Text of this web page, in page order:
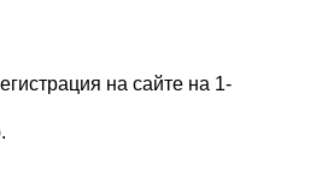
на сайте на 1-